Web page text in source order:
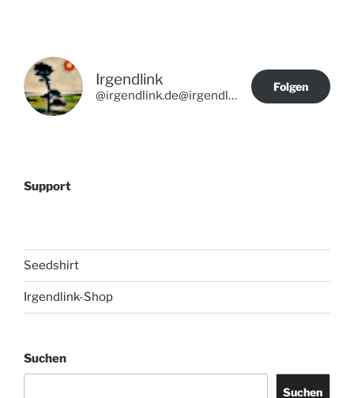
Irgendlink
@irgendlink.de@irgendlink.de
Folgen
Support
Seedshirt
Irgendlink-Shop
Suchen
Suchen